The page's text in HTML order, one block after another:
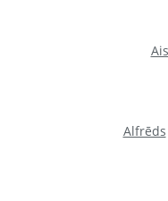
Alfrēds